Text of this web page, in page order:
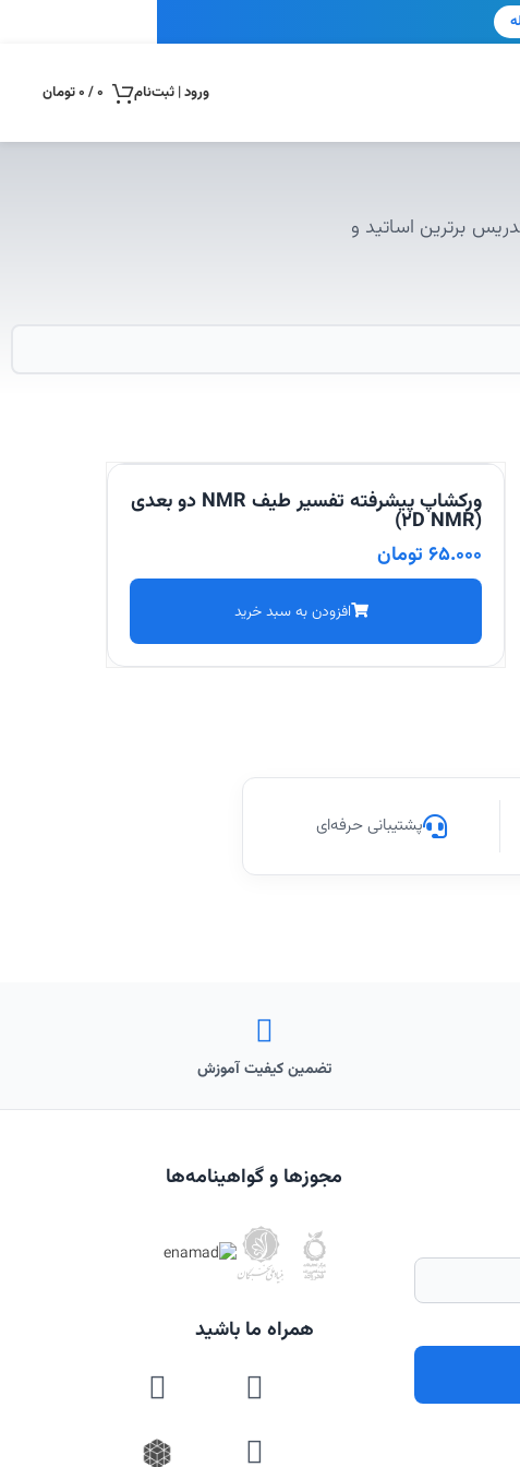
ورود | ثبت‌نام 0
/
0تومان
برترین اساتید و
ورکشاپ پیشرفته تفسیر طیف NMR دو بعدی
(2D NMR)
65.000 تومان
افزودن به سبد خرید
پشتیبانی حرفه‌ای
تضمین کیفیت آموزش
مجوزها و گواهینامه‌ها
همراه ما باشید